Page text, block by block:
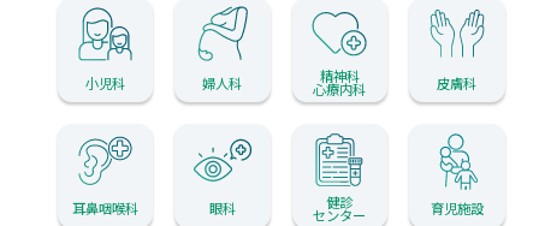
小児科 婦人科 精神科
心療内科 皮膚科
耳鼻咽喉科 眼科 健診
センター 育児施設